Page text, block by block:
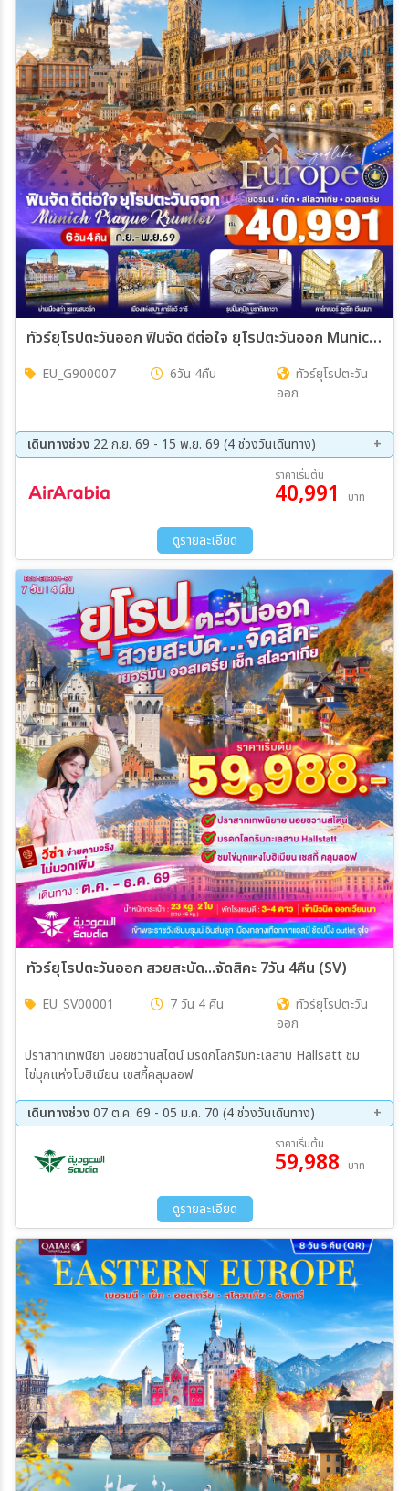
ทัวร์ยุโรปตะวันออก ฟินจัด ดีต่อใจ ยุโรปตะวันออก Munich–Prague–Krumlov (DE-CZ-SK-AT) 6วัน 4คืน (G9)
EU_G900007 6วัน 4คืน
ทัวร์ยุโรปตะวัน
ออก
เดินทางช่วง 22 ก.ย. 69 - 15 พ.ย. 69 (4 ช่วงวันเดินทาง)
13 ต.ค. 69 - 18 ต.ค. 69
20 ต.ค. 69 - 25 ต.ค. 69
10 พ.ย. 69 - 15 พ.ย. 69
ราคาเริ่มต้น
40,991 บาท
ดูรายละเอียด
ทัวร์ยุโรปตะวันออก สวยสะบัด...จัดสิคะ 7วัน 4คืน (SV)
EU_SV00001 7 วัน 4 คืน
ทัวร์ยุโรปตะวัน
ออก
ปราสาทเทพนิยา นอยชวานสไตน์ มรดกโลกริมทะเลสาบ Hallsatt ชม
ไข่มุกแห่งโบฮิเมียน เชสกี้คลุมลอฟ
เดินทางช่วง07 ต.ค. 69 - 05 ม.ค. 70 (4 ช่วงวันเดินทาง)
21 ต.ค. 69 - 27 ต.ค. 69
20 พ.ย. 69 - 26 พ.ย. 69
28 ธ.ค. 69 - 03 ม.ค. 70
ราคาเริ่มต้น
59,988 บาท
ดูรายละเอียด